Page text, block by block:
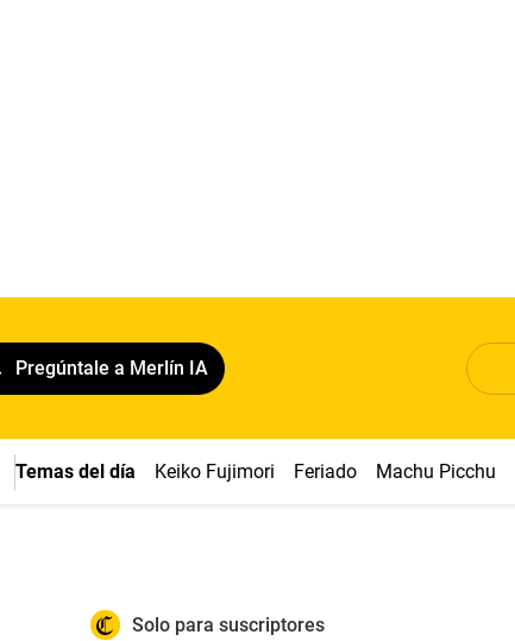
Pregúntale a Merlín IA
Temas del día Keiko Fujimori Feriado Machu Picchu
Solo para suscriptores